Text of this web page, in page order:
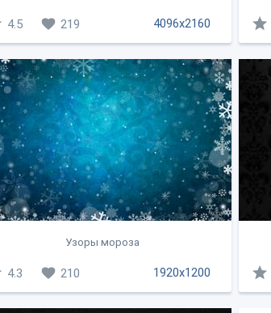
4096x2160
4.5 219
Узоры мороза
1920x1200
4.3 210